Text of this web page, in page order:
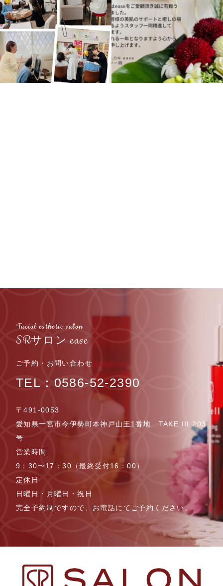
Facial esthetic salon
SRサロン ease
ご予約・お問い合わせ
TEL：0586-52-2390
〒491-0053
愛知県一宮市今伊勢町本神戸山王1番地 TAKE III 203
号
営業時間
9：30〜17：30（最終受付16：00）
定休日
日曜日・月曜日・祝日
完全予約制ですので、お電話にてご予約ください。